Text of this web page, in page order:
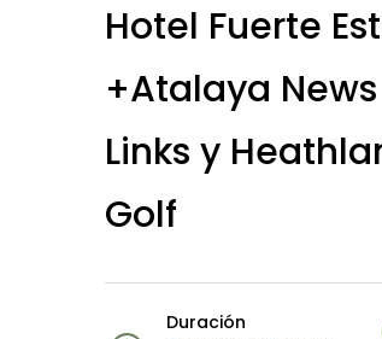
Hotel Fuerte
+Atalaya
Links y
Golf
Duración